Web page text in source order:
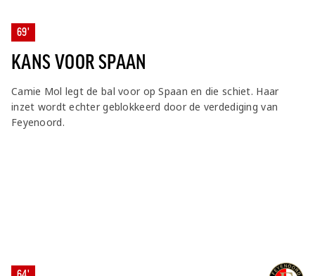
69'
KANS VOOR SPAAN
Camie Mol legt de bal voor op Spaan en die schiet. Haar
inzet wordt echter geblokkeerd door de verdediging van
Feyenoord.